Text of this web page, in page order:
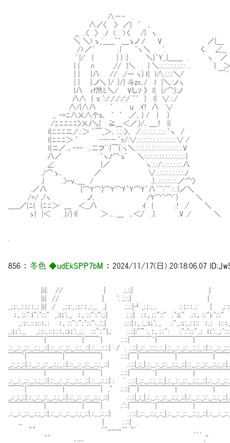
∧－- .
∧／〈 〉 ／| ｀ ､
__ ,〈 〉 .ﾉ ( ) 〈 /| ヽ
＼ ＼) ゝ_'＿__¨´＿ゝノ / V ／|＿
/) ／´ .| ｀ヽ＼ '. く ∠__
' |/ { } } .| ＼}｀Y_.}＿＿ . ヽ ／
| { ﾊ .// }＼ | ＼:.:.:.:.:.:.:.:.: . } ＞
| | |八 // ./ー ヽ} ｌ| l∧.:.:.:＼/ ￣｀
| | |.ノ＼ }/ .}/} 斗zx､/ l }＼.:ノヽ
l八 ｨｆ笊ﾐ.＼/ Vしｿ 》 l| |/⌒}:ノ
八∧ { ゞ ':/:/:/:/:/ ¨´ } l| ∨.:./ やる夫君ど
∧/{∧八 ′ u .ｲ! 八 ∨
_. -=ﾆ∧乂∧个s｡ ｀ ´ .／､ } / } .}
/ﾆﾆﾆﾆﾆ〉乂ﾉ＼{ ≧＿＜／.}/､ ＿.! l|
l{ﾆﾆﾆニ./:.:＞ ´￣_＞､ :.:.:〉、 ./.:.:.:.:.:..:.:.:｀ヽ /
l|ﾆﾆﾆ＞ ´ -―－｀ｧ/:∨.:.:.:.:.:.:.:.:.:.:.:.:.:∨ /
l|ニ／.，-‐- ､二フ´:}￣{:ヽ＼.:.:.:.:.:.:.:.:.:.:.:.:.:.:.:.V
.八／ ｀ヽﾉ⌒ゝ' ＼:.:.:.:.:.:.:.:.:.:.:.:.:.:}
.∠ }／ ヽ.:.:/:.:.:.:.:.:.:.八
./⌒ゝ､ ／ ∨.:.:.:.:.:.:.:.:.:.ﾉ
,{ .>‐v､＿ / .}､.:.:.:.:.:.:.／⌒〉
.／八 [⌒Y⌒]⌒Y⌒Y＾Y⌒Y´八｀¨:¨´::.:}／＼
/=/ ./ヽ ノ､ /Y⌒＾⌒´} ＼
＿__／{ﾆ{ {ﾆﾆ＞ ＿ ＜__八 ｲ | .! ./ ＼
ゝ| |＜ .}/} l{ ＞ ｡. ＿ .｡＜/ .| .V ./ ＼
856 ： 冬色 ◆udEkSPP7bM ： 2024/11/17(日) 20:18:06.07
|i|: // | .;.:;| |
|i| // | '; .;.:;| |
,.;；:｡;:；;:：､; |i| / ,.;；:｡;；;:：､;.,,. ,| .;.:;|┛,.;；:｡､ ;:；;:：､; | ,;:
：、;:;":i";`;:;" ,.;i；';.,, ：、;:;":;";,;| .;.:;| .;：、;:;":;" ;`;i;" .;：、;:;"i;`;:;"
,.;；:｡;:；;:：､; ：、;:;":;";`;:;":｡;:,| .;.:;|：、;,.;i；';.,, ;",.;；:｡;:；;: ：､; ；;:：
,.;i；';.,, ,.;；:｡;:；;:：､;;i；';.,,;, ;:;":;"|,; .:.:;|;"” :､：、;:;": ;";`;:;",.; i；';.,,;`;:;"
￣￣￣￣￣|￣￣￣￣￣|￣￣ﾞ| .:.:;|￣￣￣｀|￣￣￣￣￣|￣￣￣￣
.;:,_.;:._;;:,_.;;,;_.;;|.;:,_.;:._;;:,_.;;,;_.;;|.;:,.,.;:.;;| / ,
￣￣ﾞ|￣￣￣￣￣|￣￣￣￣￣| .:.:;|￣|￣￣￣￣￣|￣￣￣￣￣|￣￣
_,;:_;;_;;|.;:,_.;:._;;:,_.;;,;_.;;|.;:,_.;:._;;:,_.;;,;_.;;|
￣￣￣￣￣|￣￣￣￣￣|￣￣ﾞ| .:.:;|￣￣￣｀|￣￣￣￣￣|￣￣￣￣
.;:,_.;:._;;:,_.;;,;_.;;|.;:,_.;:._;;:,_.;;,;_.;;|.;:,.,.;:.;;| ; ﾞ
￣￣ﾞ|￣￣￣￣￣|￣￣￣￣￣| ," .:.:;|￣|￣￣￣￣￣|￣￣￣￣￣|￣￣
_,;:_;;_;;|.;:,_.;:._;;:,_.;;,;_.;;|.;:,_.;:._;;:,_.;;,;_.;;|
￣￣￣￣￣|￣￣￣￣￣|￣￣ﾞ| .;':;|￣￣￣｀|￣￣￣￣￣|￣￣￣￣
.;:,_.;:._;;:,_.;;,;_.;;|.;:,_.;:._;;:,_.;;,;_.;;|.;:,.,.;:.;;|
,,. | .:.:;| .
"" ｀''‐--‐''´ "ﾞ ､､,
^^ ､,,.｡ ,"